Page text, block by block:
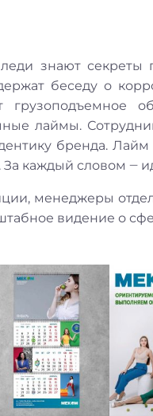
знают секреты
беседу о
грузоподъемное
лаймы.
бренда.
каждый словом ‒
менеджеры
видение о